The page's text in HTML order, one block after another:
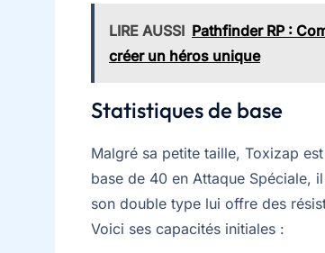
LIRE AUSSI Pathfinder RP :
créer un héros unique
Statistiques de base
Malgré sa petite taille, Toxizap
base de 40 en Attaque Spéciale,
son double type lui offre des
Voici ses capacités initiales :